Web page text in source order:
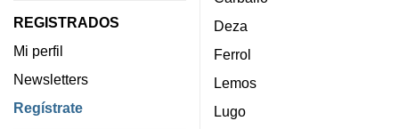
REGISTRADOS
Mi perfil
Newsletters
Regístrate
Deza
Ferrol
Lemos
Lugo